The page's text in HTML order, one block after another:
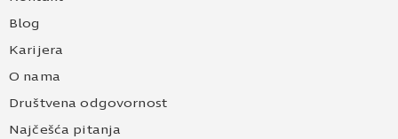
Blog
Karijera
O nama
Društvena odgovornost
Najčešća pitanja